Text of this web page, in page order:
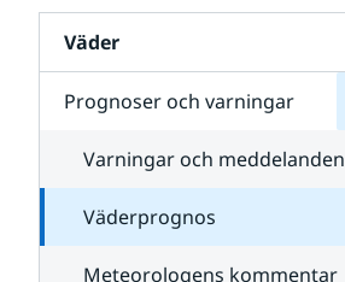
Väder
Prognoser och varningar
Varningar och meddelanden
Väderprognos
Meteorologens kommentar